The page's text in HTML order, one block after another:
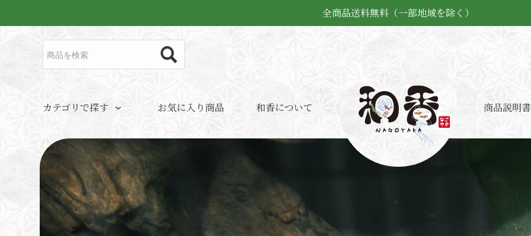
全商品送料無料（一部地域を除く）
カテゴリで探す お気に入り商品 和香について 商品説明書